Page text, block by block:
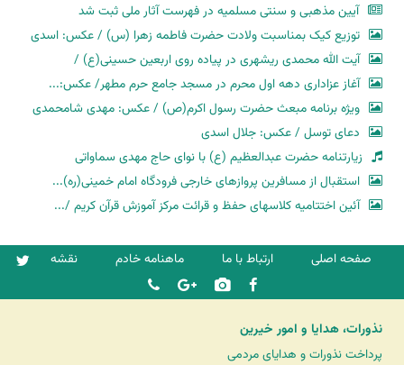
آیین مذهبی و سنتی مسلمیه در فهرست آثار ملی ثبت شد
توزیع کیک بمناسبت ولادت حضرت فاطمه زهرا (س) / عکس: اسدی
آیت الله محمدی ریشهری در پیاده روی اربعین حسینی(ع) /
آغاز عزاداری دهه اول محرم در مسجد جامع حرم مطهر/ عکس:...
ویژه برنامه مبعث حضرت رسول اکرم(ص) / عکس: مهدی شامحمدی
دعای توسل / عکس: جلال اسدی
زیارتنامه حضرت عبدالعظیم (ع) با نوای حاج مهدی سماواتی
استقبال از مسافرین پروازهای خارجی فرودگاه امام خمینی(ره)...
آئین اختتامیه کلاسهای حفظ و قرائت مرکز آموزش قرآن کریم /...
صفحه اصلی ارتباط با ما ماهنامه خادم نقشه
نذورات، هدایا و امور خیرین
پرداخت نذورات و هدایای مردمی